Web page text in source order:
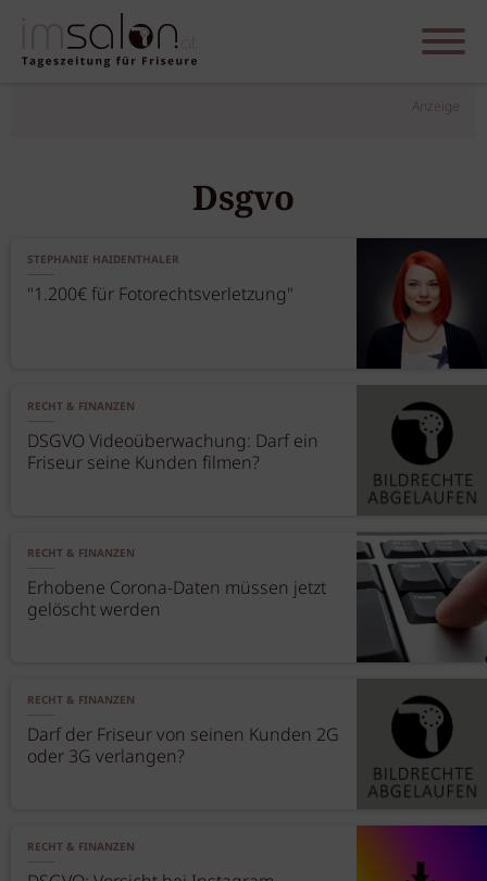
Anzeige
Dsgvo
STEPHANIE HAIDENTHALER
"1.200€ für Fotorechtsverletzung"
RECHT & FINANZEN
DSGVO Videoüberwachung: Darf ein
Friseur seine Kunden filmen?
RECHT & FINANZEN
Erhobene Corona-Daten müssen jetzt
gelöscht werden
RECHT & FINANZEN
Darf der Friseur von seinen Kunden 2G
oder 3G verlangen?
RECHT & FINANZEN